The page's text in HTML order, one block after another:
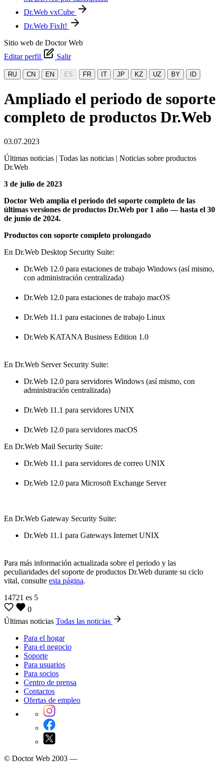
Dr.Web vxCube
Dr.Web FixIt!
Sitio web de Doctor Web
Editar perfil
Salir
RU CN EN ES FR IT JP KZ UZ BY ID
Ampliado el periodo de soporte
completo de productos Dr.Web
03.07.2023
Últimas noticias | Todas las noticias | Noticias sobre productos
Dr.Web
3 de julio de 2023
Doctor Web amplía el periodo del soporte completo de las
últimas versiones de productos Dr.Web por 1 año — hasta el 30
de junio de 2024.
Productos con soporte completo prolongado
En Dr.Web Desktop Security Suite:
Dr.Web 12.0 para estaciones de trabajo Windows (así mismo,
con administración centralizada)
Dr.Web 12.0 para estaciones de trabajo macOS
Dr.Web 11.1 para estaciones de trabajo Linux
Dr.Web KATANA Business Edition 1.0
En Dr.Web Server Security Suite:
Dr.Web 12.0 para servidores Windows (así mismo, con
administración centralizada)
Dr.Web 11.1 para servidores UNIX
Dr.Web 12.0 para servidores macOS
En Dr.Web Mail Security Suite:
Dr.Web 11.1 para servidores de correo UNIX
Dr.Web 12.0 para Microsoft Exchange Server
En Dr.Web Gateway Security Suite:
Dr.Web 11.1 para Gateways Internet UNIX
Para más información actualizada sobre el periodo y las
peculiaridades del soporte de productos Dr.Web durante su ciclo
vital, consulte esta página.
14721 es 5
0
Últimas noticias Todas las noticias
Para el hogar
Para el negocio
Soporte
Para usuarios
Para socios
Centro de prensa
Contactos
Ofertas de empleo
© Doctor Web 2003 —